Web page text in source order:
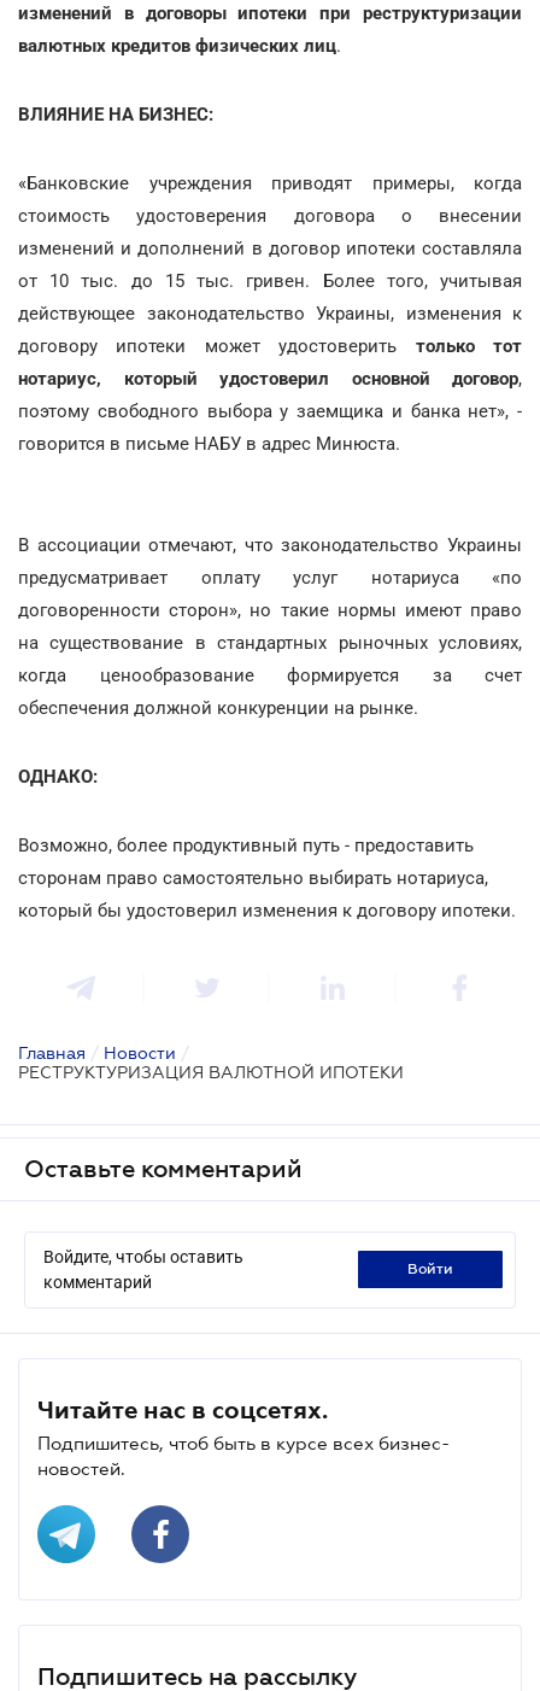
изменений в договоры ипотеки при реструктуризации
валютных кредитов физических лиц.
ВЛИЯНИЕ НА БИЗНЕС:
«Банковские учреждения приводят примеры, когда
стоимость удостоверения договора о внесении
изменений и дополнений в договор ипотеки составляла
от 10 тыс. до 15 тыс. гривен. Более того, учитывая
действующее законодательство Украины, изменения к
договору ипотеки может удостоверить только тот
нотариус, который удостоверил основной договор,
поэтому свободного выбора у заемщика и банка нет», -
говорится в письме НАБУ в адрес Минюста.
В ассоциации отмечают, что законодательство Украины
предусматривает оплату услуг нотариуса «по
договоренности сторон», но такие нормы имеют право
на существование в стандартных рыночных условиях,
когда ценообразование формируется за счет
обеспечения должной конкуренции на рынке.
ОДНАКО:
Возможно, более продуктивный путь - предоставить
сторонам право самостоятельно выбирать нотариуса,
который бы удостоверил изменения к договору ипотеки.
Главная / Новости /
РЕСТРУКТУРИЗАЦИЯ ВАЛЮТНОЙ ИПОТЕКИ
Оставьте комментарий
Войдите, чтобы оставить
комментарий
войти
Читайте нас в соцсетях.
Подпишитесь, чтоб быть в курсе всех бизнес-
новостей.
Подпишитесь на рассылку